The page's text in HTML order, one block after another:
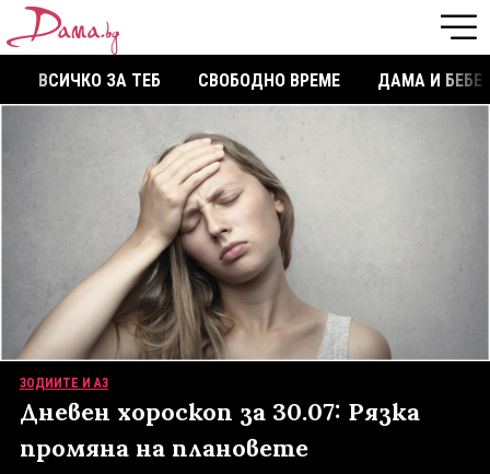
ВСИЧКО ЗА ТЕБ СВОБОДНО ВРЕМЕ ДАМА И БЕБЕ
ЗОДИИТЕ И АЗ
Дневен хороскоп за 30.07: Рязка
промяна на плановете